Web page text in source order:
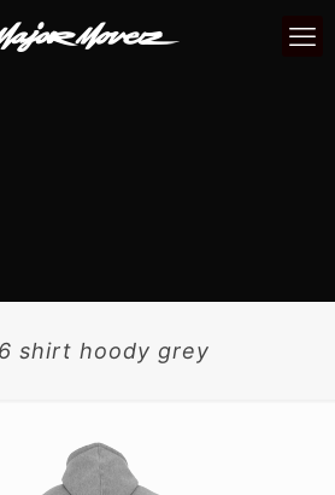
shirt hoody grey